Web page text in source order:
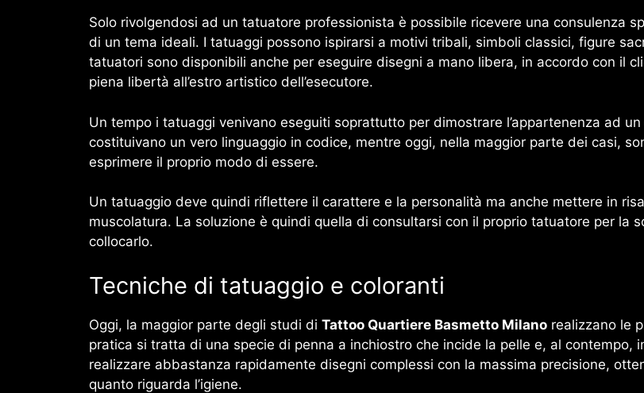
Solo rivolgendosi ad un tatuatore professionista è possibile ricevere una consulenza
di un tema ideali. I tatuaggi possono ispirarsi a motivi tribali, simboli classici, figure
tatuatori sono disponibili anche per eseguire disegni a mano libera, in accordo con il
piena libertà all’estro artistico dell’esecutore.
Un tempo i tatuaggi venivano eseguiti soprattutto per dimostrare l’appartenenza ad
costituivano un vero linguaggio in codice, mentre oggi, nella maggior parte dei casi,
esprimere il proprio modo di essere.
Un tatuaggio deve quindi riflettere il carattere e la personalità ma anche mettere in
muscolatura. La soluzione è quindi quella di consultarsi con il proprio tatuatore per la
collocarlo.
Tecniche di tatuaggio e coloranti
Oggi, la maggior parte degli studi di Tattoo Quartiere Basmetto Milano realizzano le
pratica si tratta di una specie di penna a inchiostro che incide la pelle e, al contempo,
realizzare abbastanza rapidamente disegni complessi con la massima precisione,
quanto riguarda l’igiene.